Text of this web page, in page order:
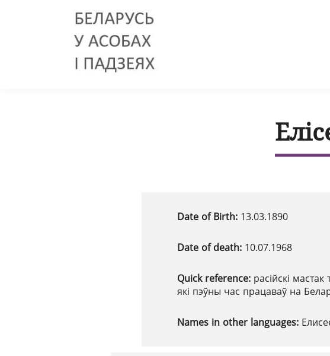
Date of Birth: 13.03.1890
Date of death: 10.07.1968
Quick reference: расійскі
які пэўны час працаваў на
Names in other languages: